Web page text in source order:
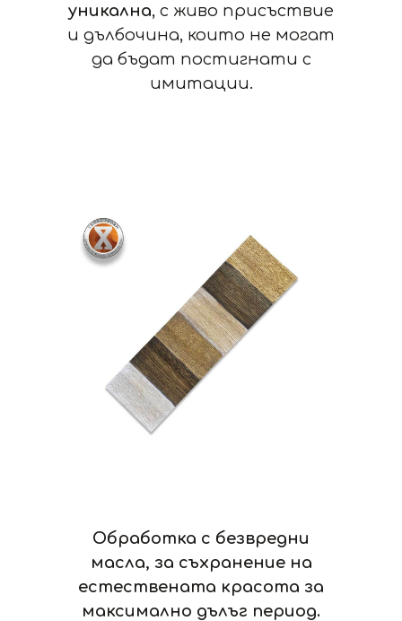
уникална, с живо присъствие
и дълбочина, които не могат
да бъдат постигнати с
имитации.
Обработка с безвредни
масла, за съхранение на
естествената красота за
максимално дълъг период.